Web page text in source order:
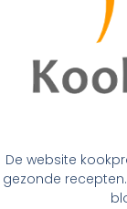
De website
gezonde